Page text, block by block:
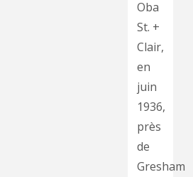
Oba
St. +
Clair,
en
juin
1936,
près
de
Gresham